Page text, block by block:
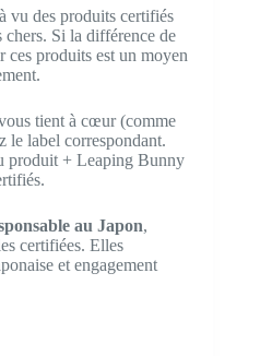
vu des produits certifiés
Si la différence de
ces produits est un moyen
tient à cœur (comme
le label correspondant.
produit + Leaping Bunny
au Japon,
certifiées. Elles
et engagement